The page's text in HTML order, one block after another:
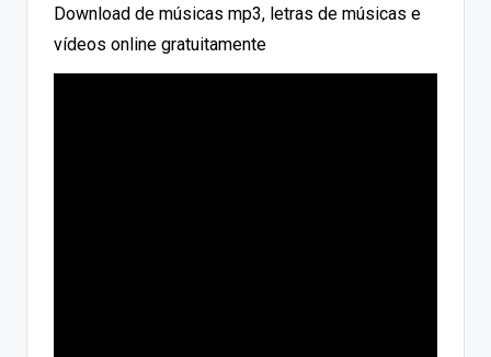
Download de músicas mp3, letras de músicas e
vídeos online gratuitamente